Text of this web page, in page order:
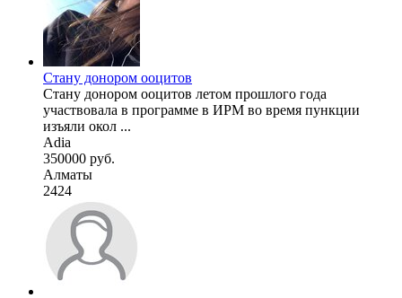
Стану донором ооцитов
Стану донором ооцитов летом прошлого года
участвовала в программе в ИРМ во время пункции
изъяли окол ...
Adia
350000 руб.
Алматы
2424